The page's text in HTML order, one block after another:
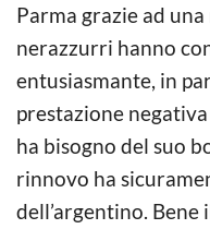
Parma grazie ad
nerazzurri hanno
entusiasmante, in
prestazione
ha bisogno del suo
rinnovo ha
dell’argentino. Bene